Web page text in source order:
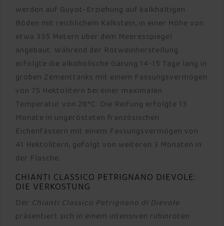
werden auf Guyot-Erziehung auf kalkhaltigen
Böden mit reichlichem Kalkstein, in einer Höhe von
etwa 335 Metern über dem Meeresspiegel
angebaut. Während der Rotweinherstellung
erfolgte die alkoholische Gärung 14-15 Tage lang in
groben Zementtanks mit einem Fassungsvermögen
von 75 Hektolitern bei einer maximalen
Temperatur von 28°C. Die Reifung erfolgte 13
Monate in ungerösteten französischen
Eichenfässern mit einem Fassungsvermögen von
41 Hektolitern, gefolgt von weiteren 3 Monaten in
der Flasche.
CHIANTI CLASSICO PETRIGNANO DIEVOLE:
DIE VERKOSTUNG
Der Chianti Classico Petrignano di Dievole
präsentiert sich in einem intensiven rubinroten